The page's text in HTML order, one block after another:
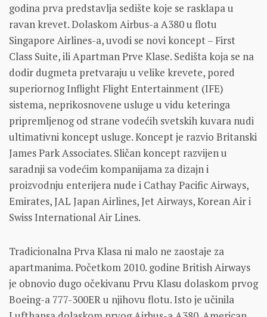
godina prva predstavlja sedište koje se rasklapa u
ravan krevet. Dolaskom Airbus-a A380 u flotu
Singapore Airlines-a, uvodi se novi koncept – First
Class Suite, ili Apartman Prve Klase. Sedišta koja se na
dodir dugmeta pretvaraju u velike krevete, pored
superiornog Inflight Flight Entertainment (IFE)
sistema, neprikosnovene usluge u vidu keteringa
pripremljenog od strane vodećih svetskih kuvara nudi
ultimativni koncept usluge. Koncept je razvio Britanski
James Park Associates. Sličan koncept razvijen u
saradnji sa vodećim kompanijama za dizajn i
proizvodnju enterijera nude i Cathay Pacific Airways,
Emirates, JAL Japan Airlines, Jet Airways, Korean Air i
Swiss International Air Lines.
Tradicionalna Prva Klasa ni malo ne zaostaje za
apartmanima. Početkom 2010. godine British Airways
je obnovio dugo očekivanu Prvu Klasu dolaskom prvog
Boeing-a 777-300ER u njihovu flotu. Isto je učinila